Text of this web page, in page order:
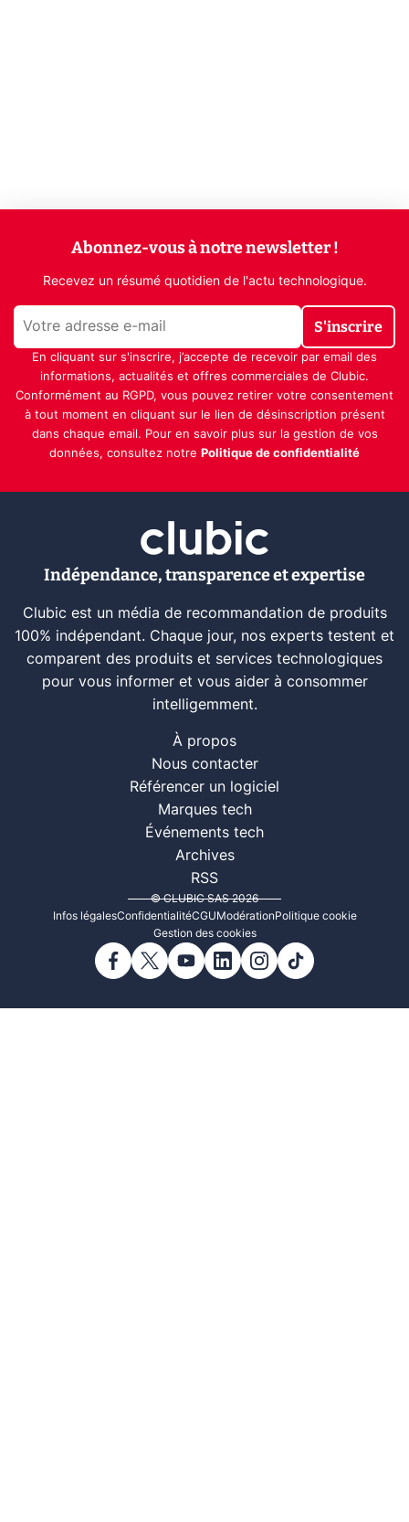
Abonnez-vous à notre newsletter !
Recevez un résumé quotidien de l'actu technologique.
S'inscrire
En cliquant sur s'inscrire, j’accepte de recevoir par email des
informations, actualités et offres commerciales de Clubic.
Conformément au RGPD, vous pouvez retirer votre consentement
à tout moment en cliquant sur le lien de désinscription présent
dans chaque email. Pour en savoir plus sur la gestion de vos
données, consultez notre Politique de confidentialité
Indépendance, transparence et expertise
Clubic est un média de recommandation de produits
100% indépendant. Chaque jour, nos experts testent et
comparent des produits et services technologiques
pour vous informer et vous aider à consommer
intelligemment.
À propos
Nous contacter
Référencer un logiciel
Marques tech
Événements tech
Archives
RSS
© CLUBIC SAS 2026
Infos légalesConfidentialitéCGUModérationPolitique cookie
Gestion des cookies